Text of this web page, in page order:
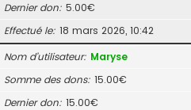
Dernier don 5.00€
Effectué le 18 mars 2026, 10:42
Nom d’utilisateur Maryse
Somme des dons 15.00€
Dernier don 15.00€